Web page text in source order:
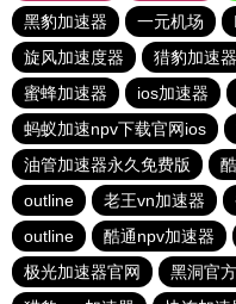
黑豹加速器
一元机场
旋风加速度器
猎豹加速器
蜜蜂加速器
ios加速器
蚂蚁加速npv下载官网ios
油管加速器永久免费版
outline
老王vn加速器
outline
酷通npv加速器
极光加速器官网
黑洞官